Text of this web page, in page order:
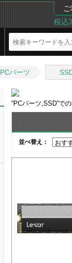
税込
PCパーツ
“PCパーツ,SSD”で
並べ替え：